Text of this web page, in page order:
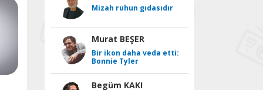
Mizah ruhun gıdasıdır
Murat BEŞER
Bir ikon daha veda etti:
Bonnie Tyler
Begüm KAKI